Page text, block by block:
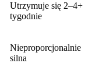
Utrzymuje się 2–4+
tygodnie
Nieproporcjonalnie
silna